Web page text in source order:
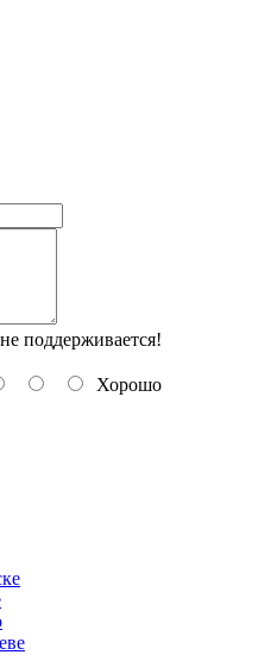
поддерживается!
Хорошо